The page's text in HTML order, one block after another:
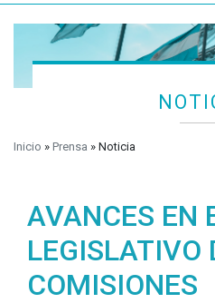
Inicio » Prensa » Noticia
AVANCES EN
LEGISLATIVO
COMISIONES